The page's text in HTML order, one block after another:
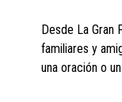
Desde La Gran
familiares y
una oración o